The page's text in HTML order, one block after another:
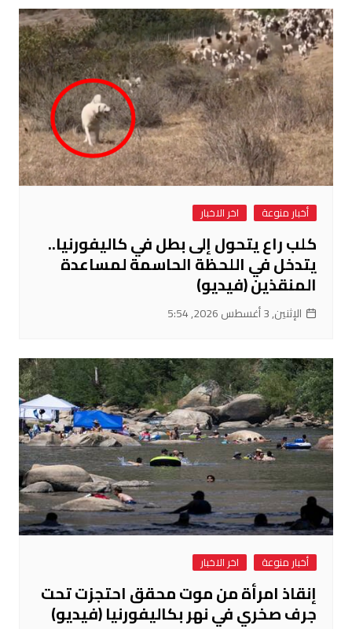
أخبار منوعة اخر الاخبار
كلب راع يتحول إلى بطل في كاليفورنيا..
يتدخل في اللحظة الحاسمة لمساعدة
المنقذين (فيديو)
الإثنين, 3 أغسطس 2026, 5:54
أخبار منوعة اخر الاخبار
إنقاذ امرأة من موت محقق احتجزت تحت
جرف صخري في نهر بكاليفورنيا (فيديو)